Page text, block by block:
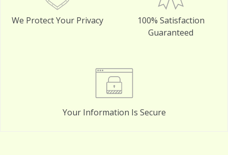
We Protect Your Privacy
100% Satisfaction
Guaranteed
Your Information Is Secure